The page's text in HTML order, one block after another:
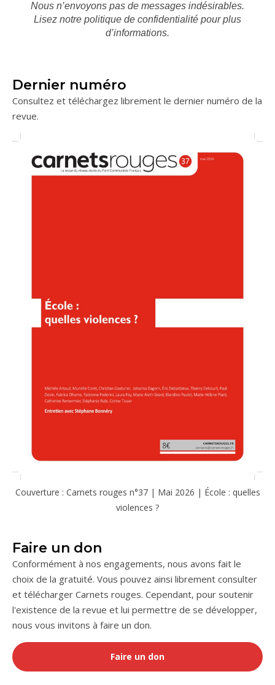
Nous n’envoyons pas de messages indésirables.
Lisez notre politique de confidentialité pour plus
d’informations.
Dernier numéro
Consultez et téléchargez librement le dernier numéro de la
revue.
Couverture : Carnets rouges n°37 | Mai 2026 | École : quelles
violences ?
Faire un don
Conformément à nos engagements, nous avons fait le
choix de la gratuité. Vous pouvez ainsi librement consulter
et télécharger Carnets rouges. Cependant, pour soutenir
l'existence de la revue et lui permettre de se développer,
nous vous invitons à faire un don.
Faire un don